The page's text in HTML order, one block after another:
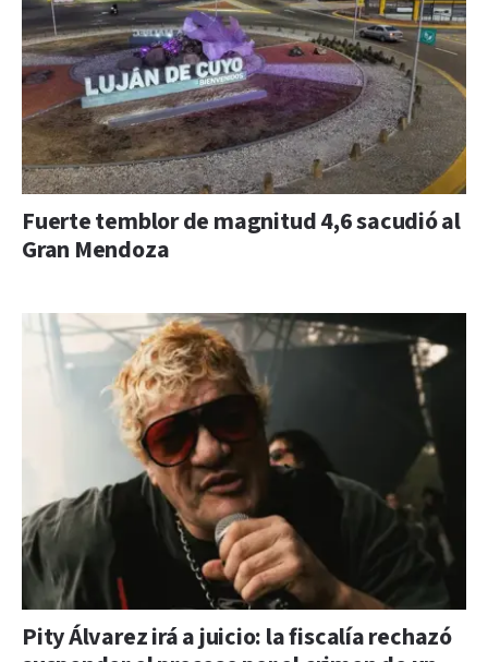
Fuerte temblor de magnitud 4,6 sacudió al
Gran Mendoza
Pity Álvarez irá a juicio: la fiscalía rechazó